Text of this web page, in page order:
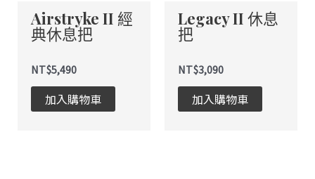
Airstryke II 經
典休息把
NT$5,490
加入購物車
Legacy II 休息
把
NT$3,090
加入購物車